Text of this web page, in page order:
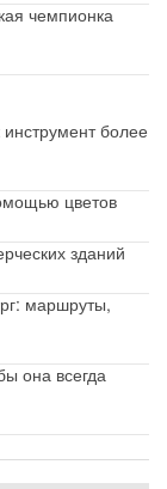
чемпионка
инструмент более
цветов
зданий
маршруты,
она всегда